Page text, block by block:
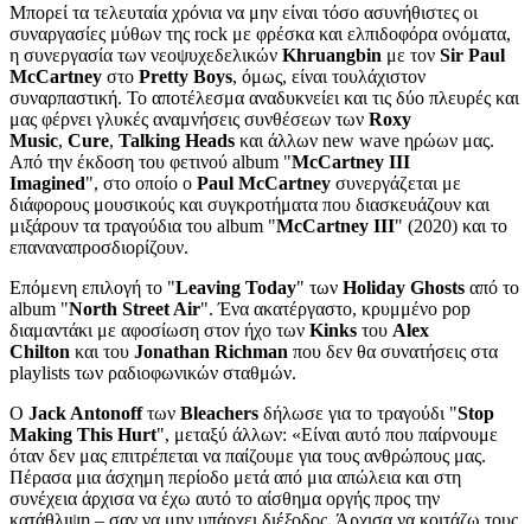
Μπορεί τα τελευταία χρόνια να μην είναι τόσο ασυνήθιστες οι
συναργασίες μύθων της rock με φρέσκα και ελπιδοφόρα ονόματα,
η συνεργασία των νεοψυχεδελικών Khruangbin με τον Sir Paul
McCartney στο Pretty Boys, όμως, είναι τουλάχιστον
συναρπαστική. Το αποτέλεσμα αναδυκνείει και τις δύο πλευρές και
μας φέρνει γλυκές αναμνήσεις συνθέσεων των Roxy
Music, Cure, Talking Heads και άλλων new wave ηρώων μας.
Από την έκδοση του φετινού album "McCartney III
Imagined", στο οποίο ο Paul McCartney συνεργάζεται με
διάφορους μουσικούς και συγκροτήματα που διασκευάζουν και
μιξάρουν τα τραγούδια του album "McCartney III" (2020) και το
επαναναπροσδιορίζουν.
Επόμενη επιλογή το "Leaving Today" των Holiday Ghosts από το
album "North Street Air". Ένα ακατέργαστο, κρυμμένο pop
διαμαντάκι με αφοσίωση στον ήχο των Kinks του Alex
Chilton και του Jonathan Richman που δεν θα συνατήσεις στα
playlists των ραδιοφωνικών σταθμών.
Ο Jack Antonoffτων Bleachers δήλωσε για το τραγούδι "Stop
Making This Hurt", μεταξύ άλλων: «Είναι αυτό που παίρνουμε
όταν δεν μας επιτρέπεται να παίζουμε για τους ανθρώπους μας.
Πέρασα μια άσχημη περίοδο μετά από μια απώλεια και στη
συνέχεια άρχισα να έχω αυτό το αίσθημα οργής προς την
κατάθλιψη – σαν να μην υπάρχει διέξοδος. Άρχισα να κοιτάζω τους